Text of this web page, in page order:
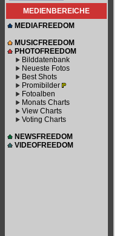
MEDIENBEREICHE
MEDIAFREEDOM
MUSICFREEDOM
PHOTOFREEDOM
Bilddatenbank
Neueste Fotos
Best Shots
Promibilder
Fotoalben
Monats Charts
View Charts
Voting Charts
NEWSFREEDOM
VIDEOFREEDOM